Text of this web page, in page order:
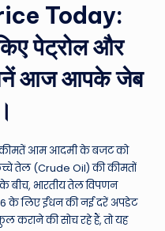
Today:
पेट्रोल और
आज आपके जेब
कीमतें आम आदमी के बजट को
कच्चे तेल (Crude Oil) की कीमतों
बीच, भारतीय तेल विपणन
के लिए ईंधन की नई दरें अपडेट
कराने की सोच रहे हैं, तो यह